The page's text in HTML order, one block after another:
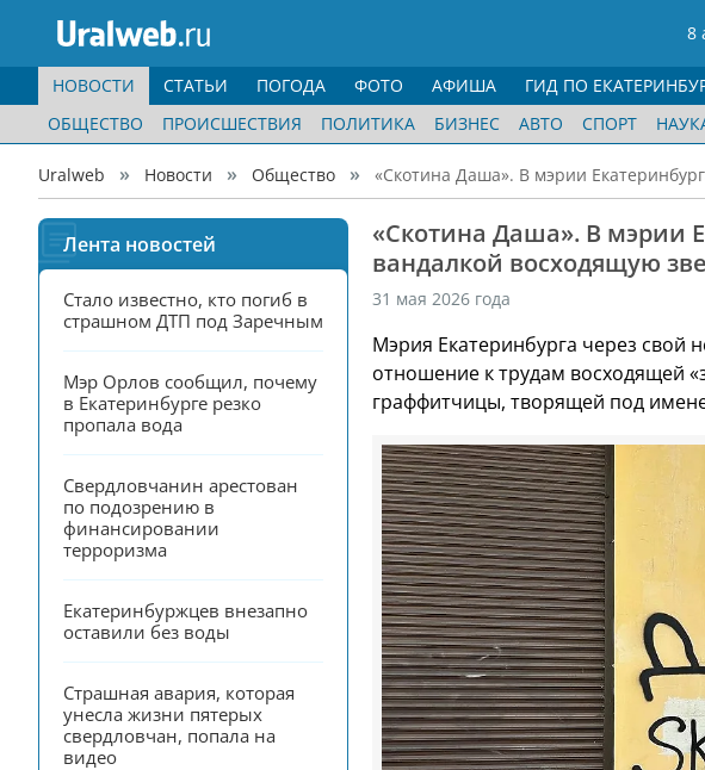
8
НОВОСТИ
ОБЩЕСТВО
ПРОИСШЕСТВИЯ ПОЛИТИКА БИЗНЕС АВТО СПОРТ
СТАТЬИ ПОГОДА ФОТО АФИША ГИД ПО
Uralweb Новости Общество «Скотина Даша». В мэрии
Лента новостей
Стало известно, кто погиб в
страшном ДТП под Заречным
Мэр Орлов сообщил, почему
в Екатеринбурге резко
пропала вода
Свердловчанин арестован
по подозрению в
финансировании
терроризма
Екатеринбуржцев внезапно
оставили без воды
Страшная авария, которая
унесла жизни пятерых
свердловчан, попала на
видео
«Скотина Даша». В мэрии
вандалкой восходящую
31 мая 2026 года
Мэрия Екатеринбурга через свой
отношение к трудам восходящей
граффитчицы, творящей под